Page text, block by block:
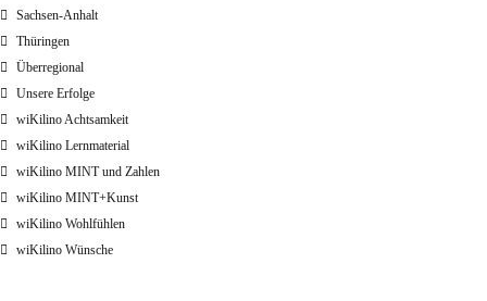
Sachsen-Anhalt
Thüringen
Überregional
Unsere Erfolge
wiKilino Achtsamkeit
wiKilino Lernmaterial
wiKilino MINT und Zahlen
wiKilino MINT+Kunst
wiKilino Wohlfühlen
wiKilino Wünsche